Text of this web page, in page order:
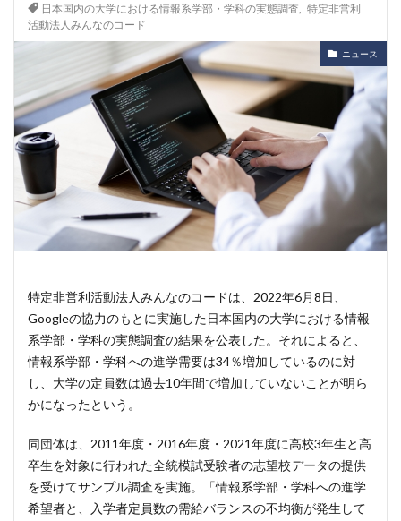
日本国内の大学における情報系学部・学科の実態調査
特定非営利
活動法人みんなのコード
ニュース
特定非営利活動法人みんなのコードは、2022年6月8日、
Googleの協力のもとに実施した日本国内の大学における情報
系学部・学科の実態調査の結果を公表した。それによると、
情報系学部・学科への進学需要は34％増加しているのに対
し、大学の定員数は過去10年間で増加していないことが明ら
かになったという。
同団体は、2011年度・2016年度・2021年度に高校3年生と高
卒生を対象に行われた全統模試受験者の志望校データの提供
を受けてサンプル調査を実施。「情報系学部・学科への進学
希望者と、入学者定員数の需給バランスの不均衡が発生して